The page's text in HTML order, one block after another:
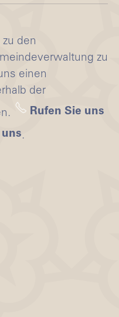
den
zu
einen
der
Rufen Sie uns
.